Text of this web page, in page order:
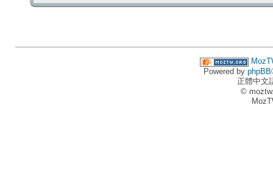
Powered by phpBB
正體中文
©